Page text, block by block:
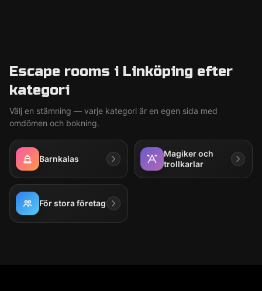
Escape rooms i Linköping efter
kategori
Välj en stämning — varje kategori är en egen sida med
omdömen och bokning.
Barnkalas
Magiker och
trollkarlar
För stora företag